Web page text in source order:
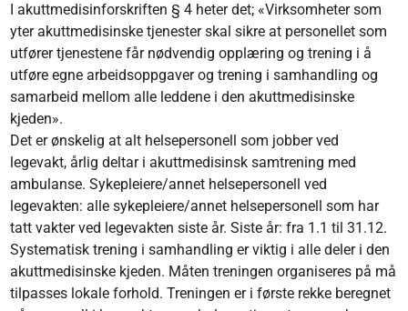
I akuttmedisinforskriften § 4 heter det; «Virksomheter som
yter akuttmedisinske tjenester skal sikre at personellet som
utfører tjenestene får nødvendig opplæring og trening i å
utføre egne arbeidsoppgaver og trening i samhandling og
samarbeid mellom alle leddene i den akuttmedisinske
kjeden».
Det er ønskelig at alt helsepersonell som jobber ved
legevakt, årlig deltar i akuttmedisinsk samtrening med
ambulanse. Sykepleiere/annet helsepersonell ved
legevakten: alle sykepleiere/annet helsepersonell som har
tatt vakter ved legevakten siste år. Siste år: fra 1.1 til 31.12.
Systematisk trening i samhandling er viktig i alle deler i den
akuttmedisinske kjeden. Måten treningen organiseres på må
tilpasses lokale forhold. Treningen er i første rekke beregnet